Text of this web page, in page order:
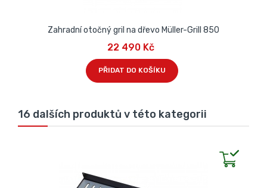
Zahradní otočný gril na dřevo Müller-Grill 850
22 490 Kč
PŘIDAT DO KOŠÍKU
16 dalších produktů v této kategorii